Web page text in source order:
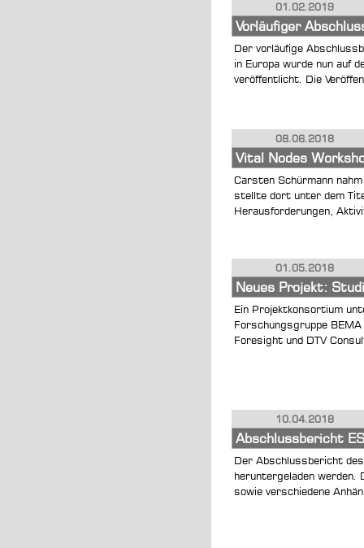
01.02.2019
Vorläufiger
Der vorläufige
in Europa wurde nun auf
veröffentlicht. Die
08.06.2018
Vital Nodes
Carsten Schürmann
stellte dort unter dem
Herausforderungen,
01.05.2018
Neues Projekt:
Ein Projektkonsortium
Forschungsgruppe
Foresight und DTV
10.04.2018
Abschlussbericht
Der Abschlussbericht
heruntergeladen werden.
sowie verschiedene